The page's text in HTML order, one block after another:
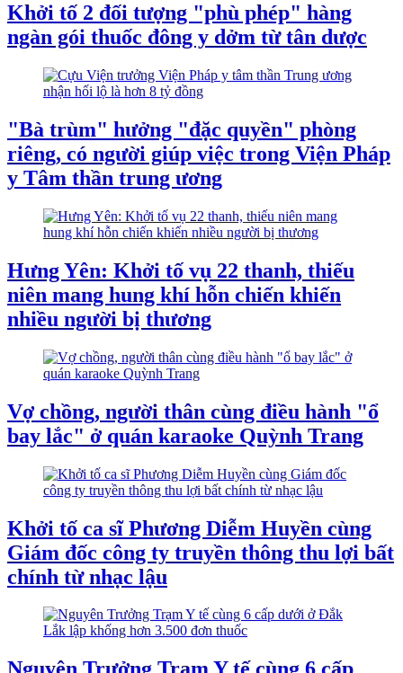
Khởi tố 2 đối tượng "phù phép" hàng
ngàn gói thuốc đông y dởm từ tân dược
"Bà trùm" hưởng "đặc quyền" phòng
riêng, có người giúp việc trong Viện Pháp
y Tâm thần trung ương
Hưng Yên: Khởi tố vụ 22 thanh, thiếu
niên mang hung khí hỗn chiến khiến
nhiều người bị thương
Vợ chồng, người thân cùng điều hành "ổ
bay lắc" ở quán karaoke Quỳnh Trang
Khởi tố ca sĩ Phương Diễm Huyền cùng
Giám đốc công ty truyền thông thu lợi bất
chính từ nhạc lậu